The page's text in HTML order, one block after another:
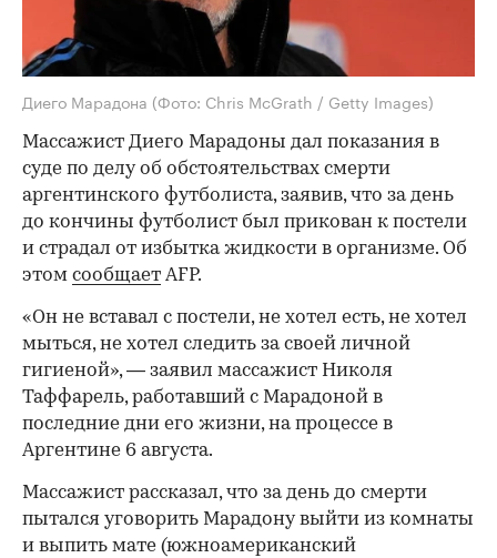
Диего Марадона (Фото: Chris McGrath / Getty Images)
Массажист Диего Марадоны дал показания в
суде по делу об обстоятельствах смерти
аргентинского футболиста, заявив, что за день
до кончины футболист был прикован к постели
и страдал от избытка жидкости в организме. Об
этом сообщает AFP.
«Он не вставал с постели, не хотел есть, не хотел
мыться, не хотел следить за своей личной
гигиеной», — заявил массажист Николя
Таффарель, работавший с Марадоной в
последние дни его жизни, на процессе в
Аргентине 6 августа.
Массажист рассказал, что за день до смерти
пытался уговорить Марадону выйти из комнаты
и выпить мате (южноамериканский